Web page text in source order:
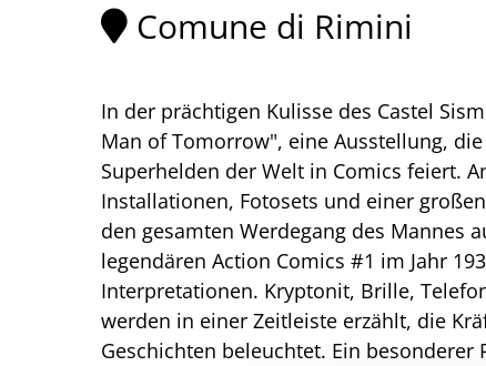
Comune di Rimini
In der prächtigen Kulisse des Castel
Man of Tomorrow", eine Ausstellung,
Superhelden der Welt in Comics feiert.
Installationen, Fotosets und einer
den gesamten Werdegang des Mannes
legendären Action Comics #1 im Jahr
Interpretationen. Kryptonit, Brille,
werden in einer Zeitleiste erzählt, die
Geschichten beleuchtet. Ein